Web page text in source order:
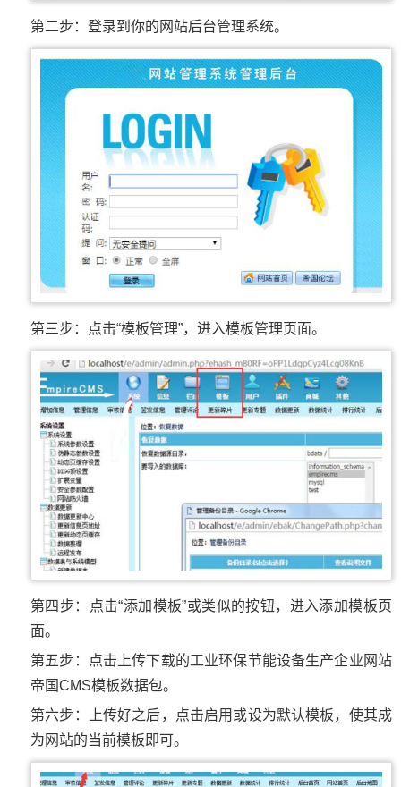
第二步：登录到你的网站后台管理系统。
第三步：点击“模板管理”，进入模板管理页面。
第四步：点击“添加模板”或类似的按钮，进入添加模板页
面。
第五步：点击上传下载的工业环保节能设备生产企业网站
帝国CMS模板数据包。
第六步：上传好之后，点击启用或设为默认模板，使其成
为网站的当前模板即可。